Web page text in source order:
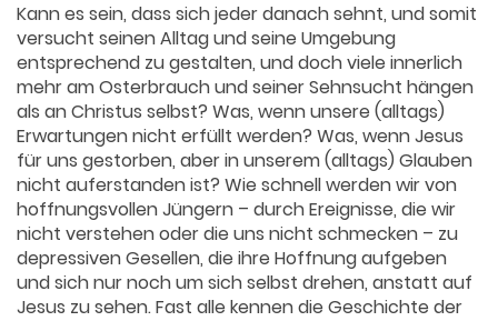
Kann es sein, dass sich jeder danach sehnt, und somit
versucht seinen Alltag und seine Umgebung
entsprechend zu gestalten, und doch viele innerlich
mehr am Osterbrauch und seiner Sehnsucht hängen
als an Christus selbst? Was, wenn unsere (alltags)
Erwartungen nicht erfüllt werden? Was, wenn Jesus
für uns gestorben, aber in unserem (alltags) Glauben
nicht auferstanden ist? Wie schnell werden wir von
hoffnungsvollen Jüngern – durch Ereignisse, die wir
nicht verstehen oder die uns nicht schmecken – zu
depressiven Gesellen, die ihre Hoffnung aufgeben
und sich nur noch um sich selbst drehen, anstatt auf
Jesus zu sehen. Fast alle kennen die Geschichte der